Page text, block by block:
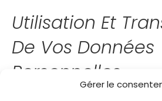
Gérer le
Utilisation Et
De Vos Données
Personnelles